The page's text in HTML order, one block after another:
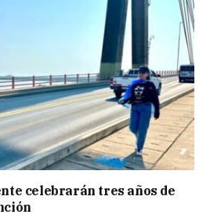
celebrarán tres años de